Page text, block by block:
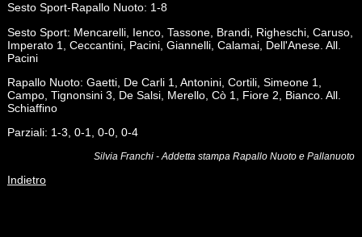
Sesto Sport-Rapallo Nuoto: 1-8
Sesto Sport: Mencarelli, Ienco, Tassone, Brandi, Righeschi, Caruso,
Imperato 1, Ceccantini, Pacini, Giannelli, Calamai, Dell'Anese. All.
Pacini
Rapallo Nuoto: Gaetti, De Carli 1, Antonini, Cortili, Simeone 1,
Campo, Tignonsini 3, De Salsi, Merello, Cò 1, Fiore 2, Bianco. All.
Schiaffino
Parziali: 1-3, 0-1, 0-0, 0-4
Silvia Franchi - Addetta stampa Rapallo Nuoto e Pallanuoto
Indietro